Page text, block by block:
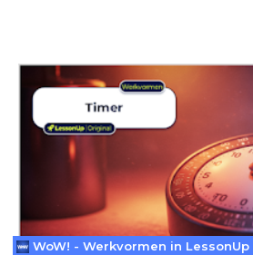
WoW! - Werkvormen in LessonUp